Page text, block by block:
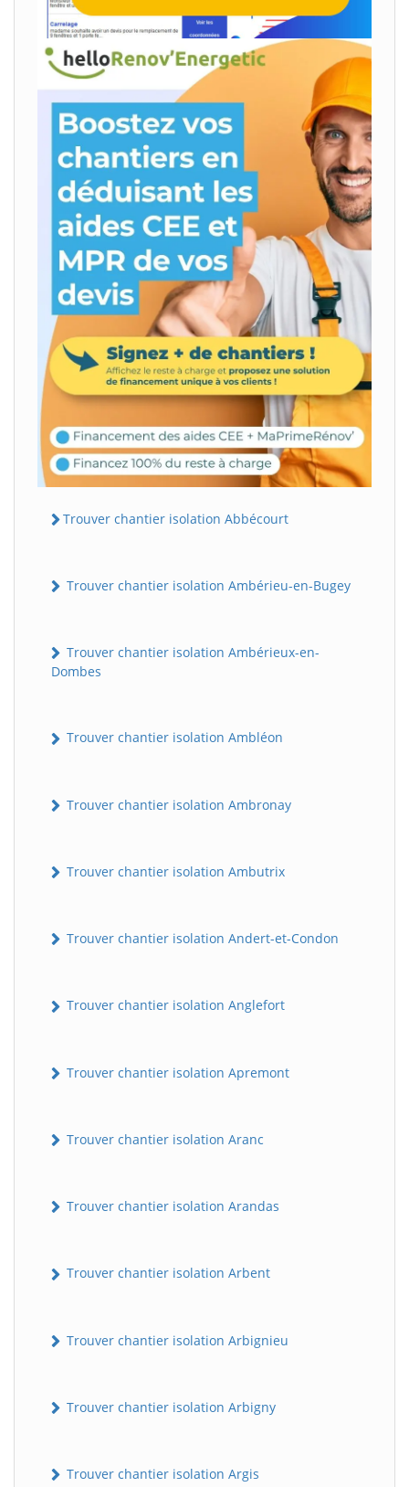
Trouver chantier isolation Abbécourt
Trouver chantier isolation Ambérieu-en-Bugey
Trouver chantier isolation Ambérieux-en-
Dombes
Trouver chantier isolation Ambléon
Trouver chantier isolation Ambronay
Trouver chantier isolation Ambutrix
Trouver chantier isolation Andert-et-Condon
Trouver chantier isolation Anglefort
Trouver chantier isolation Apremont
Trouver chantier isolation Aranc
Trouver chantier isolation Arandas
Trouver chantier isolation Arbent
Trouver chantier isolation Arbignieu
Trouver chantier isolation Arbigny
Trouver chantier isolation Argis